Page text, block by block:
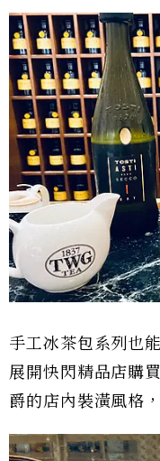
手工冰茶包系列也
展開快閃精品店購
爵的店內裝潢風格